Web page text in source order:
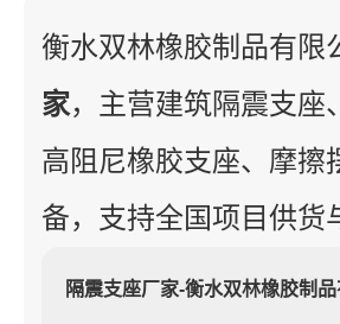
衡水双林橡胶制品有限
家，主营建筑隔震支
高阻尼橡胶支座、摩擦
备，支持全国项目供货
隔震支座厂家-衡水双林橡胶制品